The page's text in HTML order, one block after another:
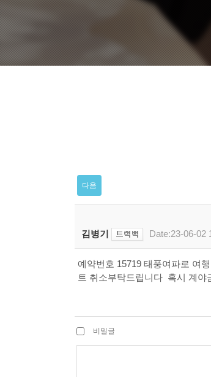
다음
김병기
Date:23-06-02
예약번호 15719 태풍여파로 여
트 취소부탁드립니다 혹시 계야
비밀글